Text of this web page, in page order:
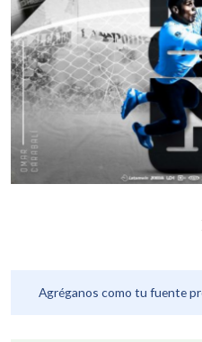
Agréganos como tu fuente